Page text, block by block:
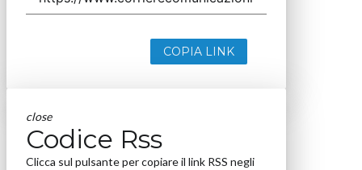
COPIA LINK
close
Codice Rss
Clicca sul pulsante per copiare il link RSS negli